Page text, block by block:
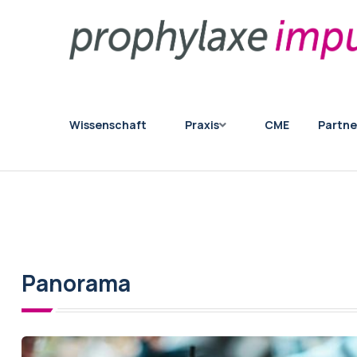
Wissenschaft Praxis CME
Panorama